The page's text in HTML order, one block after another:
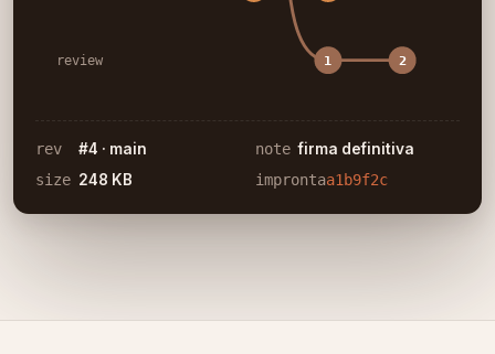
review 1 2
rev #4 · main note firma definitiva
size 248 KB improntaa1b9f2c